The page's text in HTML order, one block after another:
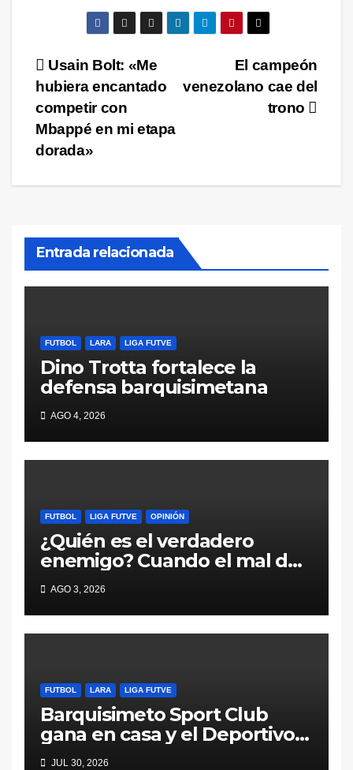
Navegación
de
entradas
El campeón
venezolano cae del
trono
Usain Bolt: «Me
hubiera encantado
competir con
Mbappé en mi etapa
dorada»
Entrada relacionada
FUTBOL LARA LIGA FUTVE
Dino Trotta fortalece la
defensa barquisimetana
AGO 4, 2026
FUTBOL LIGA FUTVE OPINIÓN
¿Quién es el verdadero
enemigo? Cuando el mal del
fútbol viene desde adentro
AGO 3, 2026
FUTBOL LARA LIGA FUTVE
Barquisimeto Sport Club
gana en casa y el Deportivo
Lara pierde en la carretera
JUL 30, 2026